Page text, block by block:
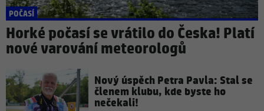
POČASÍ
Horké počasí se vrátilo do Česka! Platí
nové varování meteorologů
Nový úspěch Petra Pavla: Stal se
členem klubu, kde byste ho
nečekali!